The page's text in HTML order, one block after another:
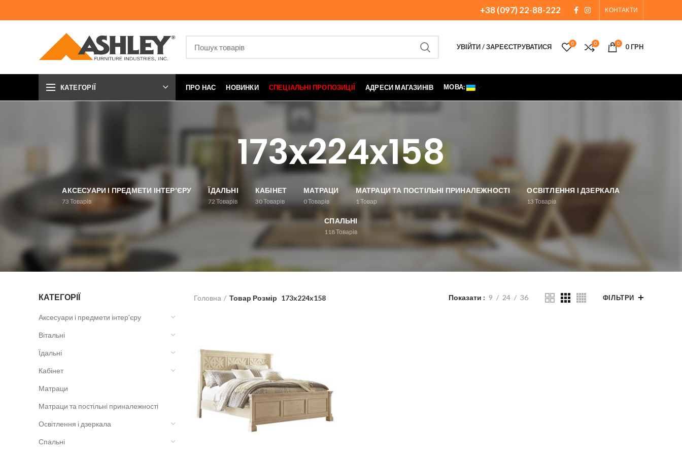
+38 (097) 22-88-222 КОНТАКТИ
УВІЙТИ / ЗАРЕЄСТРУВАТИСЯ 0 0 0 0ГРН
КАТЕГОРІЇ ПРО НАС НОВИНКИ СПЕЦІАЛЬНІ ПРОПОЗИЦІЇ АДРЕСИ МАГАЗИНІВ МОВА:
173x224x158
АКСЕСУАРИ І ПРЕДМЕТИ ІНТЕР'ЄРУ
73 Товарів
ЇДАЛЬНІ
72 Товарів
КАБІНЕТ
30Товарів
МАТРАЦИ
0Товарів
МАТРАЦИ ТА ПОСТІЛЬНІ ПРИНАЛЕЖНОСТІ
1Товар
ОСВІТЛЕННЯ І ДЗЕРКАЛА
13 Товарів
СПАЛЬНІ
118Товарів
КАТЕГОРІЇ
Аксесуари і предмети інтер'єру
Вітальні
Їдальні
Кабінет
Матраци
Матраци та постільні приналежності
Освітлення і дзеркала
Спальні
Головна Товар Розмір 173x224x158 Показати 9 24 36 ФІЛЬТРИ